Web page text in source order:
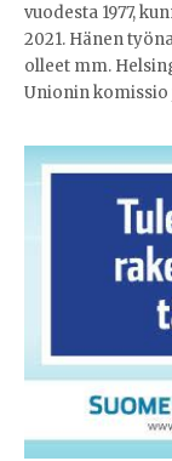
vuodesta 1977,
2021. Hänen
olleet mm.
Unionin